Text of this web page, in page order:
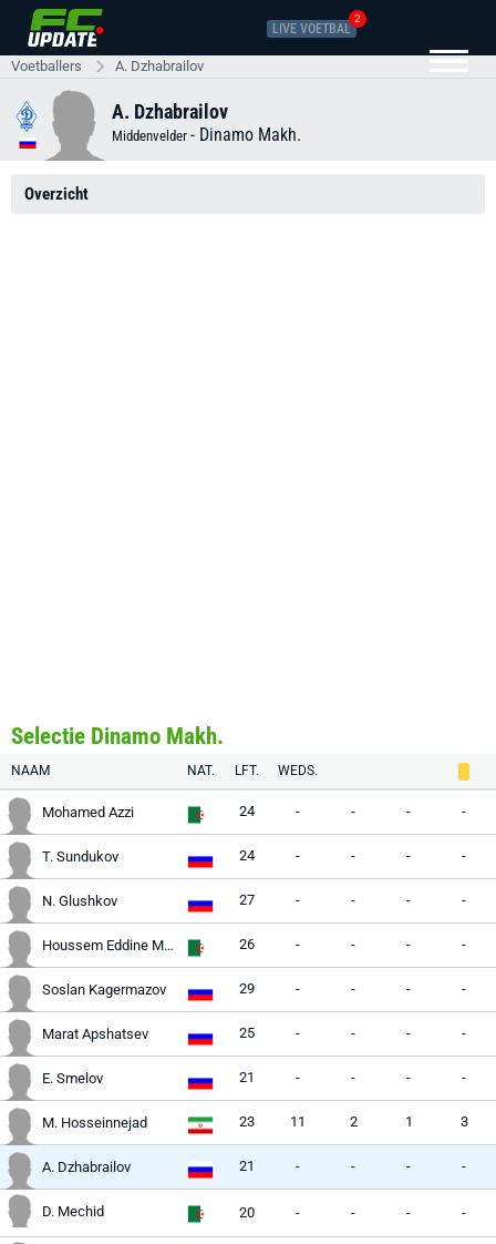
LIVE VOETBAL
2
Voetballers A. Dzhabrailov
A. Dzhabrailov
Middenvelder - Dinamo Makh.
Overzicht
Selectie Dinamo Makh.
NAAM NAT. LFT. WEDS.
Mohamed Azzi 24 - - - -
T. Sundukov 24 - - - -
N. Glushkov 27 - - - -
Houssem Eddine Mrezigue 26 - - - -
Soslan Kagermazov 29 - - - -
Marat Apshatsev 25 - - - -
E. Smelov 21 - - - -
M. Hosseinnejad 23 11 2 1 3
A. Dzhabrailov 21 - - - -
D. Mechid 20 - - - -